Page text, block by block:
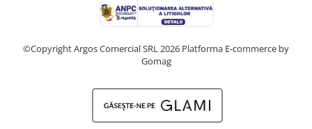
©Copyright Argos Comercial SRL 2026 Platforma E-commerce by
Gomag